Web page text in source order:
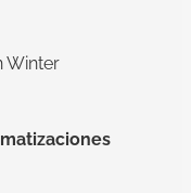
Winter